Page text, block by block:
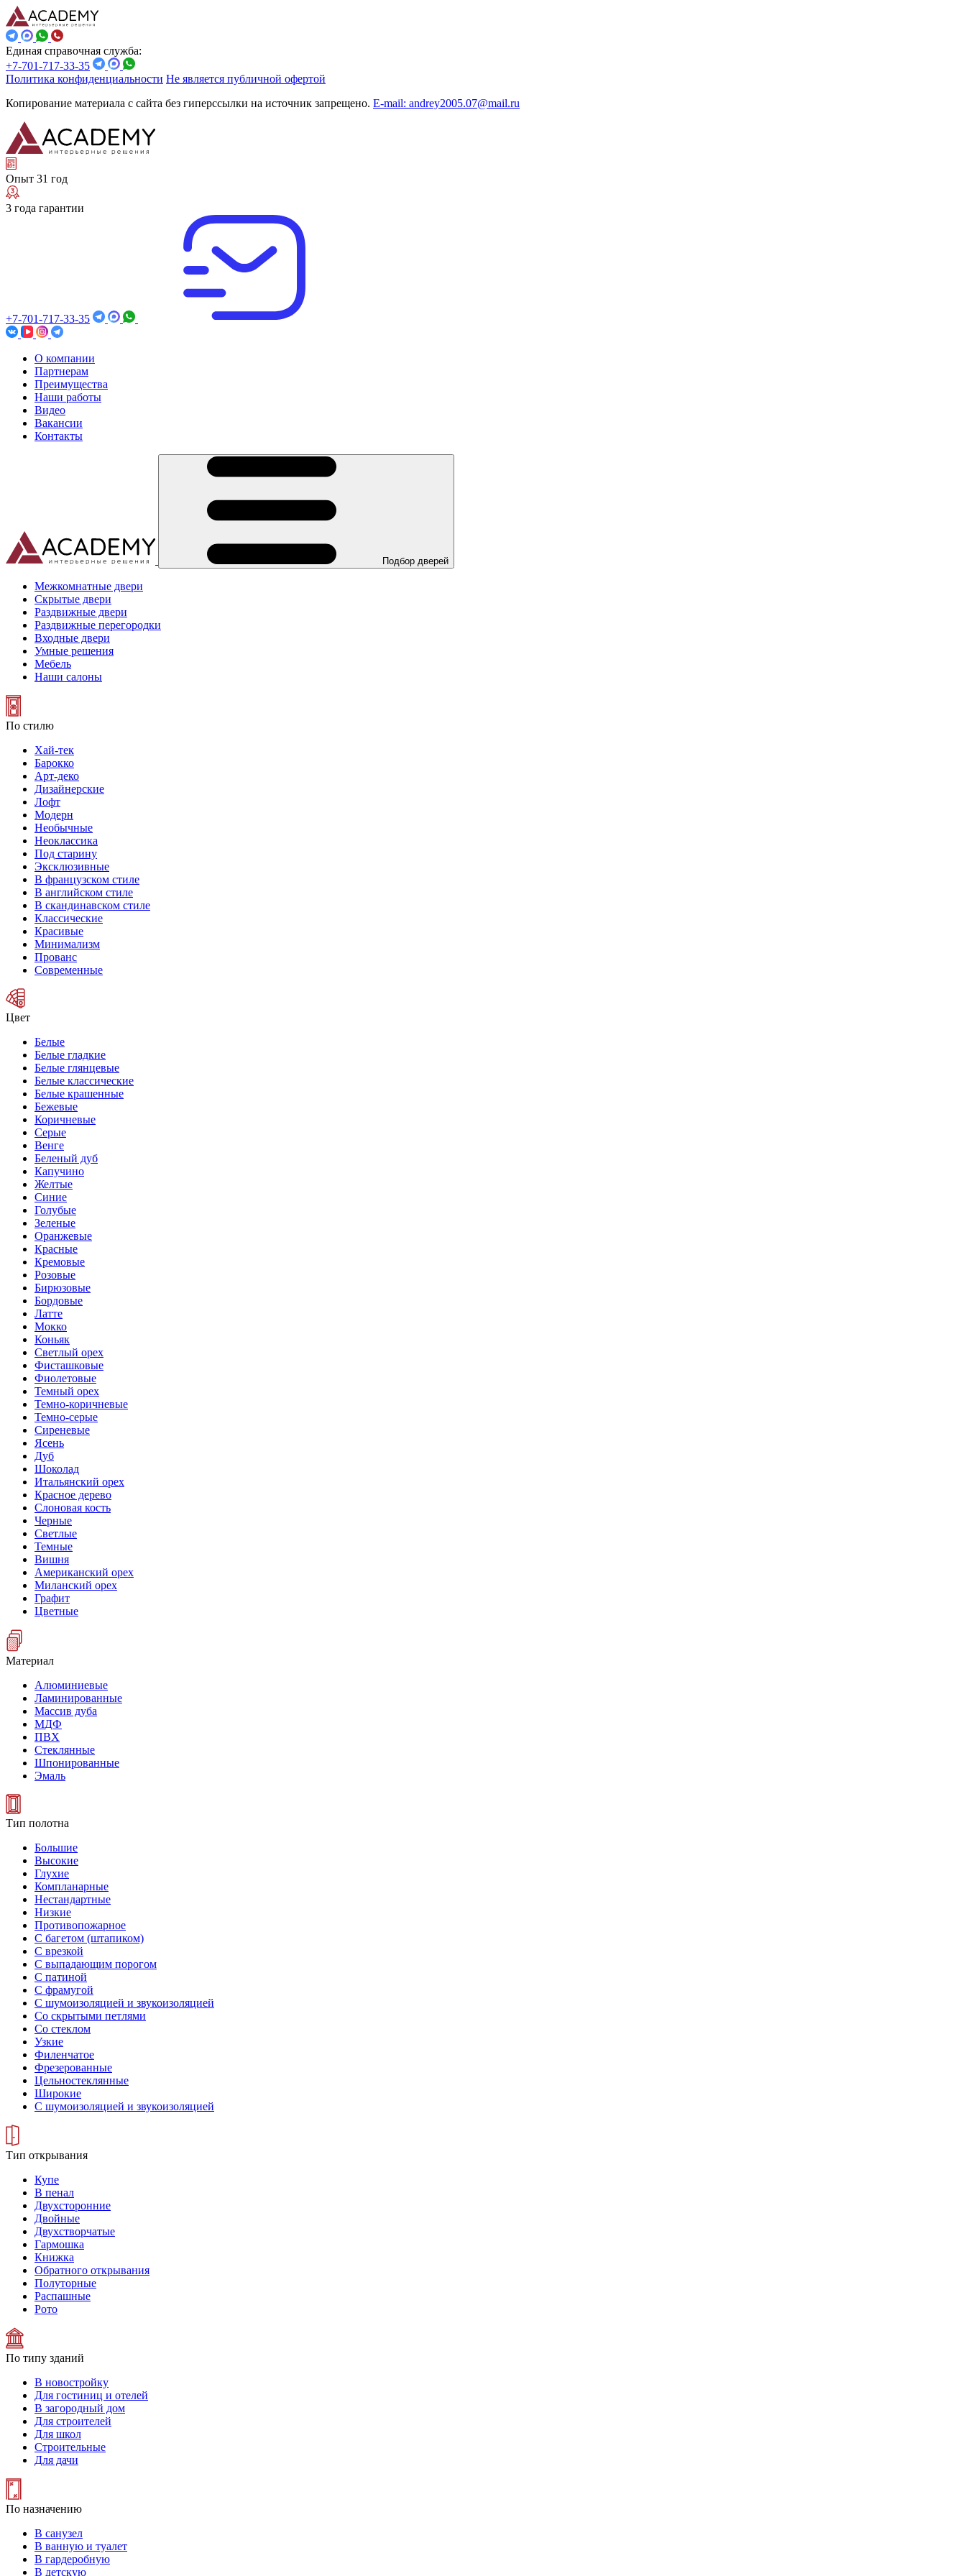
Единая справочная служба:
+7-701-717-33-35
Политика конфиденциальности Не является публичной офертой
Копирование материала с сайта без гиперссылки на источник запрещено. E-mail: andrey2005.07@mail.ru
Опыт 31 год
3 года гарантии
+7-701-717-33-35
О компании
Партнерам
Преимущества
Наши работы
Видео
Вакансии
Контакты
Подбор дверей
Межкомнатные двери
Скрытые двери
Раздвижные двери
Раздвижные перегородки
Входные двери
Умные решения
Мебель
Наши салоны
По стилю
Хай-тек
Барокко
Арт-деко
Дизайнерские
Лофт
Модерн
Необычные
Неоклассика
Под старину
Эксклюзивные
В французском стиле
В английском стиле
В скандинавском стиле
Классические
Красивые
Минимализм
Прованс
Современные
Цвет
Белые
Белые гладкие
Белые глянцевые
Белые классические
Белые крашенные
Бежевые
Коричневые
Серые
Венге
Беленый дуб
Капучино
Желтые
Синие
Голубые
Зеленые
Оранжевые
Красные
Кремовые
Розовые
Бирюзовые
Бордовые
Латте
Мокко
Коньяк
Светлый орех
Фисташковые
Фиолетовые
Темный орех
Темно-коричневые
Темно-серые
Сиреневые
Ясень
Дуб
Шоколад
Итальянский орех
Красное дерево
Слоновая кость
Черные
Светлые
Темные
Вишня
Американский орех
Миланский орех
Графит
Цветные
Материал
Алюминиевые
Ламинированные
Массив дуба
МДФ
ПВХ
Стеклянные
Шпонированные
Эмаль
Тип полотна
Большие
Высокие
Глухие
Компланарные
Нестандартные
Низкие
Противопожарное
С багетом (штапиком)
С врезкой
С выпадающим порогом
С патиной
С фрамугой
С шумоизоляцией и звукоизоляцией
Со скрытыми петлями
Со стеклом
Узкие
Филенчатое
Фрезерованные
Цельностеклянные
Широкие
С шумоизоляцией и звукоизоляцией
Тип открывания
Купе
В пенал
Двухсторонние
Двойные
Двухстворчатые
Гармошка
Книжка
Обратного открывания
Полуторные
Распашные
Рото
По типу зданий
В новостройку
Для гостиниц и отелей
В загородный дом
Для строителей
Для школ
Строительные
Для дачи
По назначению
В санузел
В ванную и туалет
В гардеробную
В детскую